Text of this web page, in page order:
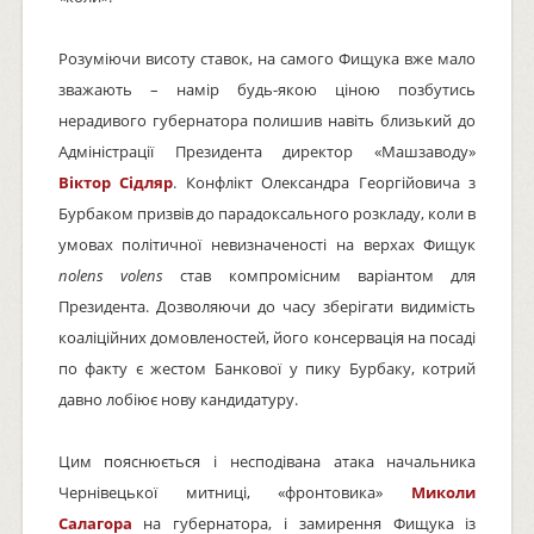
Розуміючи висоту ставок, на самого Фищука вже мало
зважають – намір будь-якою ціною позбутись
нерадивого губернатора полишив навіть близький до
Адміністрації Президента директор «Машзаводу»
Віктор Сідляр. Конфлікт Олександра Георгійовича з
Бурбаком призвів до парадоксального розкладу, коли в
умовах політичної невизначеності на верхах Фищук
nolens volensстав компромісним варіантом для
Президента. Дозволяючи до часу зберігати видимість
коаліційних домовленостей, його консервація на посаді
по факту є жестом Банкової у пику Бурбаку, котрий
давно лобіює нову кандидатуру.
Цим пояснюється і несподівана атака начальника
Чернівецької митниці, «фронтовика» Миколи
Салагора на губернатора, і замирення Фищука із